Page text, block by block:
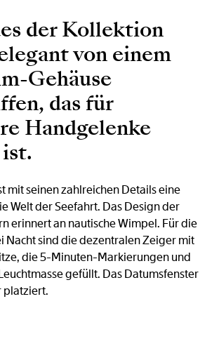
der Kollektion
von einem
Gehäuse
das für
Handgelenke
mit seinen zahlreichen Details eine
Welt der Seefahrt. Das Design der
erinnert an nautische Wimpel. Für die
Nacht sind die dezentralen Zeiger mit
die 5-Minuten-Markierungen und
gefüllt. Das Datumsfenster
platziert.